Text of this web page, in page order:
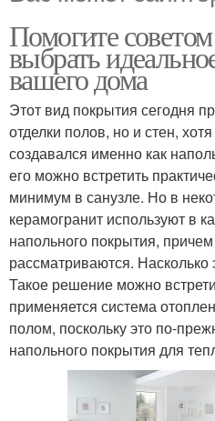
Помогите
выбрать
вашего дома
Этот вид покрытия сегодня
отделки полов, но и стен,
создавался именно как
его можно встретить
минимум в санузле. Но в
керамогранит используют в
напольного покрытия,
рассматриваются. Насколько
Такое решение можно
применяется система
полом, поскольку это по-
напольного покрытия для